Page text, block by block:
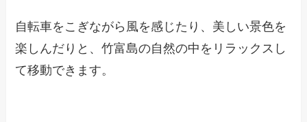
自転車をこぎながら風を感じたり、美しい景色を
楽しんだりと、竹富島の自然の中をリラックスし
て移動できます。